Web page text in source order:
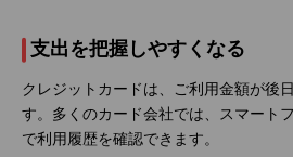
支出を把握しやすくなる
クレジットカードは、ご利用金額が後
す。多くのカード会社では、スマート
で利用履歴を確認できます。